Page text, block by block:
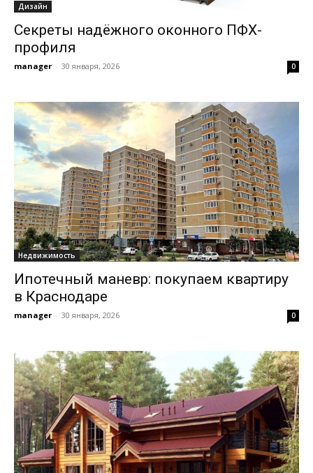
Дизайн
Секреты надёжного оконного ПФХ-
профиля
manager - 30 января, 2026 0
Недвижимость
Ипотечный маневр: покупаем квартиру
в Краснодаре
manager - 30 января, 2026 0